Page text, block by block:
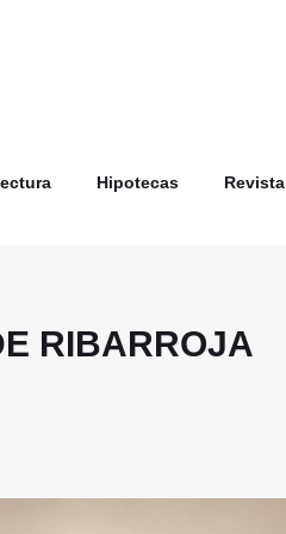
Hipotecas Revista
RIBARROJA